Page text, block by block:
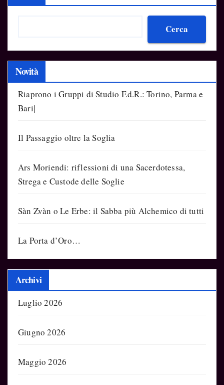
Cerca
Novità
Riaprono i Gruppi di Studio F.d.R.: Torino, Parma e
Bari|
Il Passaggio oltre la Soglia
Ars Moriendi: riflessioni di una Sacerdotessa,
Strega e Custode delle Soglie
Sàn Zvàn o Le Erbe: il Sabba più Alchemico di tutti
La Porta d’Oro…
Archivi
Luglio 2026
Giugno 2026
Maggio 2026